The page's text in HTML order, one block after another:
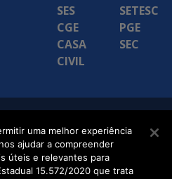
SES
CGE
CASA
CIVIL
SETESC
PGE
SEC
uma melhor experiência
ajudar a compreender
úteis e relevantes para
15.572/2020 que trata